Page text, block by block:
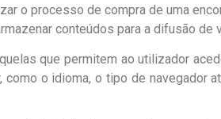
o processo de compra de uma
conteúdos para a difusão
que permitem ao utilizador
o idioma, o tipo de navegador